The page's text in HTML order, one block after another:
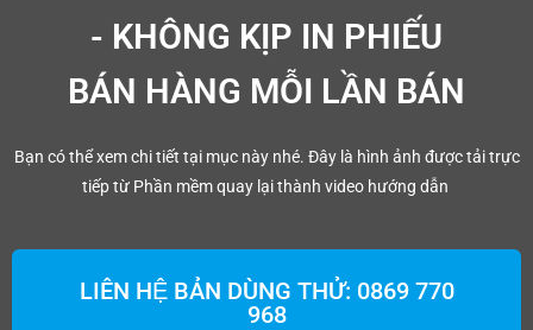
- KHÔNG KỊP IN PHIẾU
BÁN HÀNG MỖI LẦN BÁN
Bạn có thể xem chi tiết tại mục này nhé. Đây là hình ảnh được tải trực
tiếp từ Phần mềm quay lại thành video hướng dẫn
LIÊN HỆ BẢN DÙNG THỬ: 0869 770
968